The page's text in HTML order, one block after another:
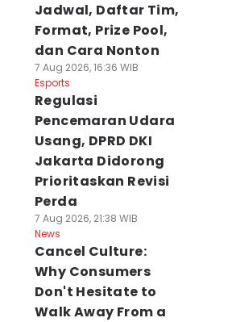
Jadwal, Daftar Tim,
Format, Prize Pool,
dan Cara Nonton
7 Aug 2026, 16:36 WIB
Esports
Regulasi
Pencemaran Udara
Usang, DPRD DKI
Jakarta Didorong
Prioritaskan Revisi
Perda
7 Aug 2026, 21:38 WIB
News
Cancel Culture:
Why Consumers
Don't Hesitate to
Walk Away From a